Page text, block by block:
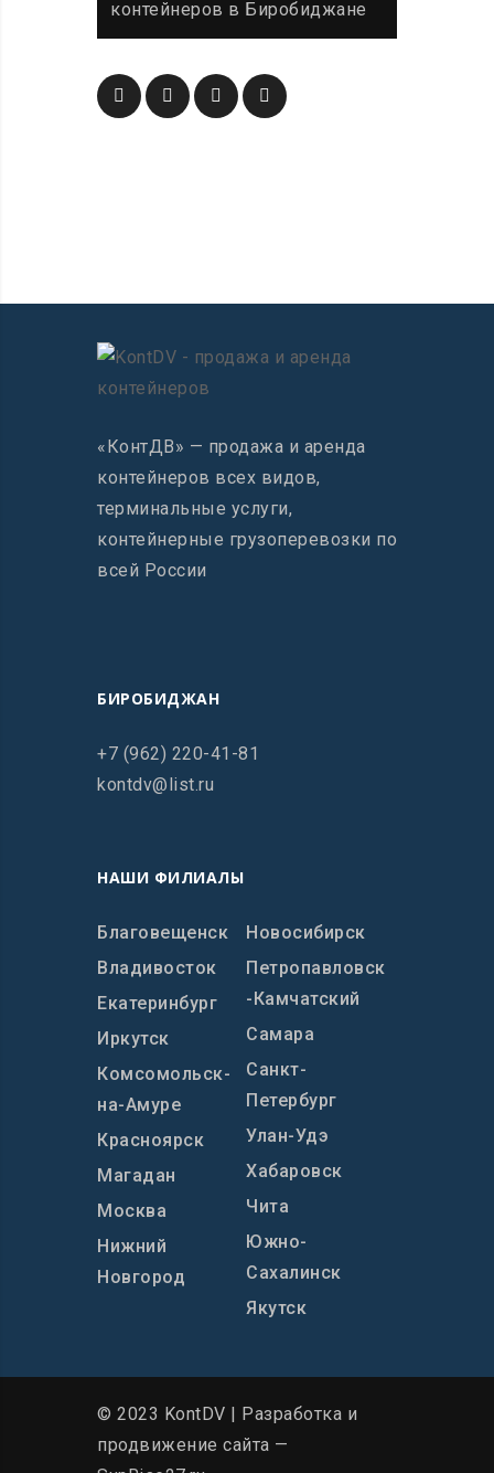
контейнеров в Биробиджане
«КонтДВ» — продажа и аренда
контейнеров всех видов,
терминальные услуги,
контейнерные грузоперевозки по
всей России
БИРОБИДЖАН
+7 (962) 220-41-81
kontdv@list.ru
НАШИ ФИЛИАЛЫ
Благовещенск
Владивосток
Екатеринбург
Иркутск
Комсомольск-
на-Амуре
Красноярск
Магадан
Москва
Нижний
Новгород
Новосибирск
Петропавловск
-Камчатский
Самара
Санкт-
Петербург
Улан-Удэ
Хабаровск
Чита
Южно-
Сахалинск
Якутск
© 2023 KontDV | Разработка и
продвижение сайта —